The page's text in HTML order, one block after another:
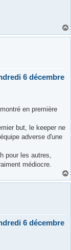
6 décembre
en première
but, le keeper ne
adverse d'une
pour les autres,
médiocre.
6 décembre